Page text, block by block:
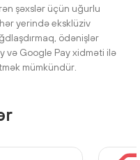
şəxslər üçün uğurlu
yerində eksklüziv
ödənişlər
və Google Pay xidməti ilə
mümkündür.